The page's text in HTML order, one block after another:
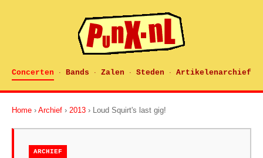
Concerten · Bands · Zalen · Steden · Artikelenarchief
Home › Archief › 2013 › Loud Squirt's last gig!
ARCHIEF